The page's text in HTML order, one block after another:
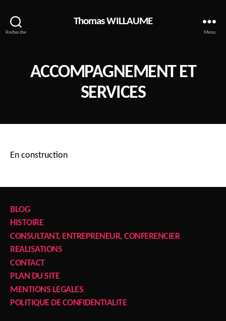
Recherche
Thomas WILLAUME
Menu
ACCOMPAGNEMENT ET
SERVICES
En construction
BLOG
HISTOIRE
CONSULTANT, ENTREPRENEUR, CONFERENCIER
REALISATIONS
CONTACT
PLAN DU SITE
MENTIONS LEGALES
POLITIQUE DE CONFIDENTIALITE